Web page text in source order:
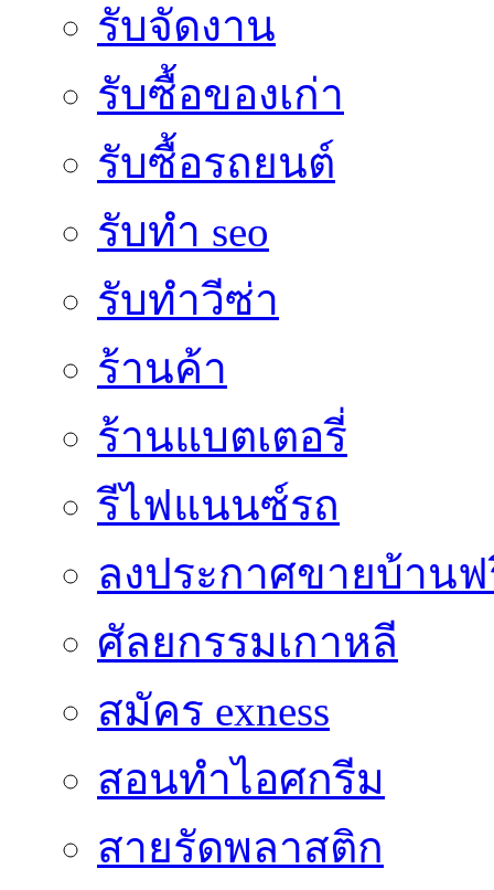
รับจัดงาน
รับซื้อของเก่า
รับซื้อรถยนต์
รับทำ seo
รับทำวีซ่า
ร้านค้า
ร้านแบตเตอรี่
รีไฟแนนซ์รถ
ลงประกาศขายบ้าน
ศัลยกรรมเกาหลี
สมัคร exness
สอนทำไอศกรีม
สายรัดพลาสติก